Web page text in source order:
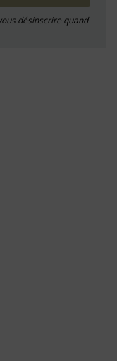
désinscrire quand